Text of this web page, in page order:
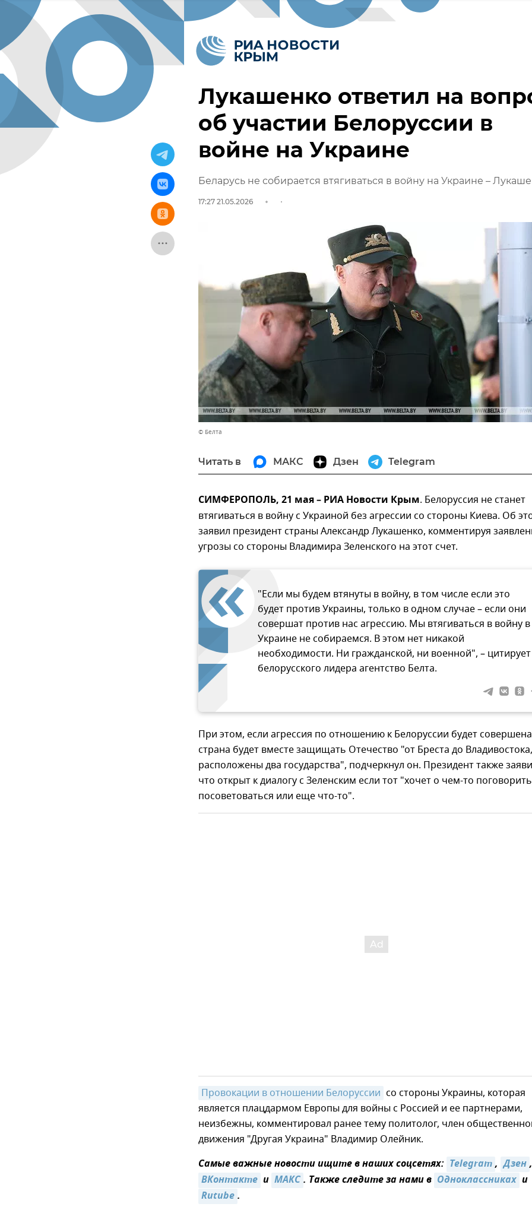
Лукашенко ответил на
об участии Белоруссии в
войне на Украине
Беларусь не собирается втягиваться в войну на Украине –
17:27 21.05.2026
© Белта
Читать в МАКС Дзен Telegram
СИМФЕРОПОЛЬ, 21 мая – РИА Новости Крым. Белоруссия не станет
втягиваться в войну с Украиной без агрессии со стороны Киева. Об
заявил президент страны Александр Лукашенко, комментируя
угрозы со стороны Владимира Зеленского на этот счет.
"Если мы будем втянуты в войну, в том числе если это
будет против Украины, только в одном случае – если они
совершат против нас агрессию. Мы втягиваться в войну в
Украине не собираемся. В этом нет никакой
необходимости. Ни гражданской, ни военной", – цитирует
белорусского лидера агентство Белта.
При этом, если агрессия по отношению к Белоруссии будет
страна будет вместе защищать Отечество "от Бреста до
расположены два государства", подчеркнул он. Президент также
что открыт к диалогу с Зеленским если тот "хочет о чем-то
посоветоваться или еще что-то".
Провокации в отношении Белоруссии со стороны Украины, которая
является плацдармом Европы для войны с Россией и ее партнерами,
неизбежны, комментировал ранее тему политолог, член
движения "Другая Украина" Владимир Олейник.
Самые важные новости ищите в наших соцсетях: Telegram, Дзен,
ВКонтакте и MAКС. Также следите за нами в Одноклассниках и
Rutube.